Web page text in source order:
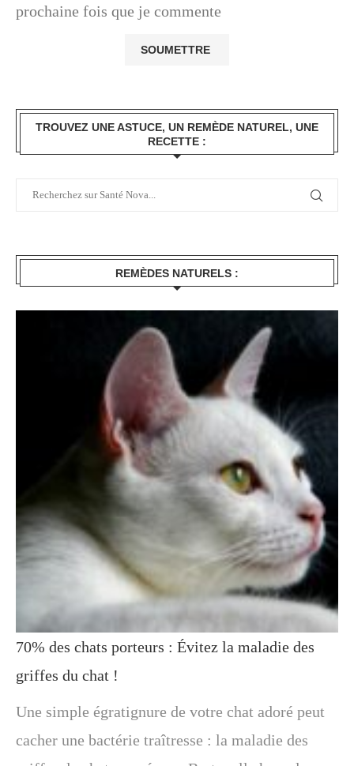
prochaine fois que je commente
TROUVEZ UNE ASTUCE, UN REMÈDE NATUREL, UNE
RECETTE :
REMÈDES NATURELS :
70% des chats porteurs : Évitez la maladie des
griffes du chat !
Une simple égratignure de votre chat adoré peut
cacher une bactérie traîtresse : la maladie des